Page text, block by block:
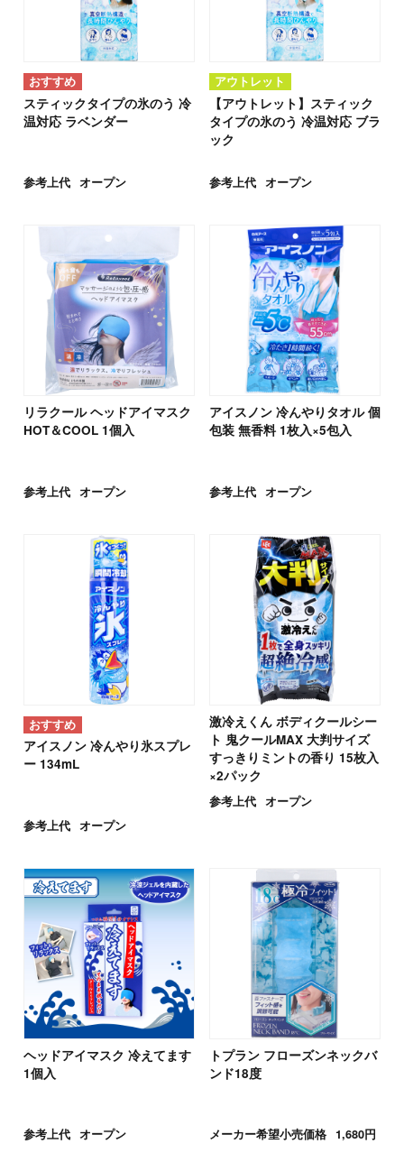
スティックタイプの氷のう 冷
温対応 ラベンダー
参考上代 オープン
アウトレット
【アウトレット】スティック
タイプの氷のう 冷温対応 ブラ
ック
参考上代 オープン
リラクール ヘッドアイマスク
HOT＆COOL 1個入
参考上代 オープン
アイスノン 冷んやりタオル 個
包装 無香料 1枚入×5包入
参考上代 オープン
アイスノン 冷んやり氷スプレ
ー 134mL
参考上代 オープン
激冷えくん ボディクールシー
ト 鬼クールMAX 大判サイズ
すっきりミントの香り 15枚入
×2パック
参考上代 オープン
ヘッドアイマスク 冷えてます
1個入
参考上代 オープン
トプラン フローズンネックバ
ンド18度
メーカー希望小売価格 1,680円